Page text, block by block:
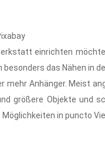
einrichten
das Nähen in
Anhänger. Meist
größere Objekte und
Möglichkeiten in puncto